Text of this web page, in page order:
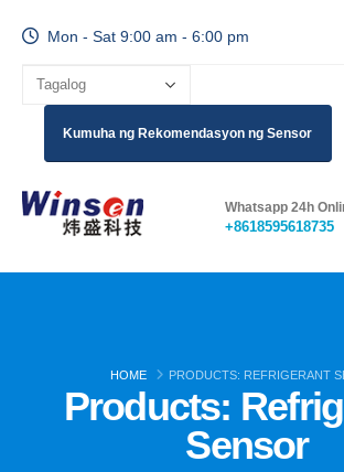
Mon - Sat 9:00 am - 6:00 pm
Kumuha ng Rekomendasyon ng Sensor
Whatsapp 24h
+8618595618735
HOME PRODUCTS: REFRIGERANT
Products:
Sensor